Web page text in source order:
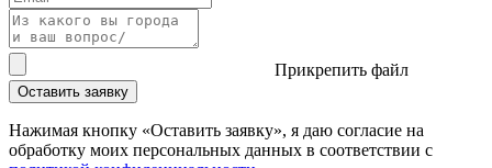
Прикрепить файл
Оставить заявку
Нажимая кнопку «Оставить заявку», я даю согласие на
обработку моих персональных данных в соответствии c